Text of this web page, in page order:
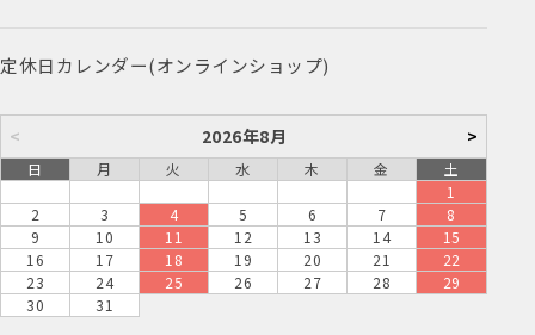
定休日カレンダー(オンラインショップ)
< 2026年8月 >
日 月 火 水 木 金
土
1
2
3 4 5 6 7
8
9
10 11 12 13 14
15
16
17 18 19 20 21
22
23
24 25 26 27 28
29
30
31